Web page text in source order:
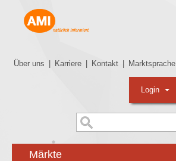
Über uns Karriere Kontakt Marktsprache
Login
Märkte